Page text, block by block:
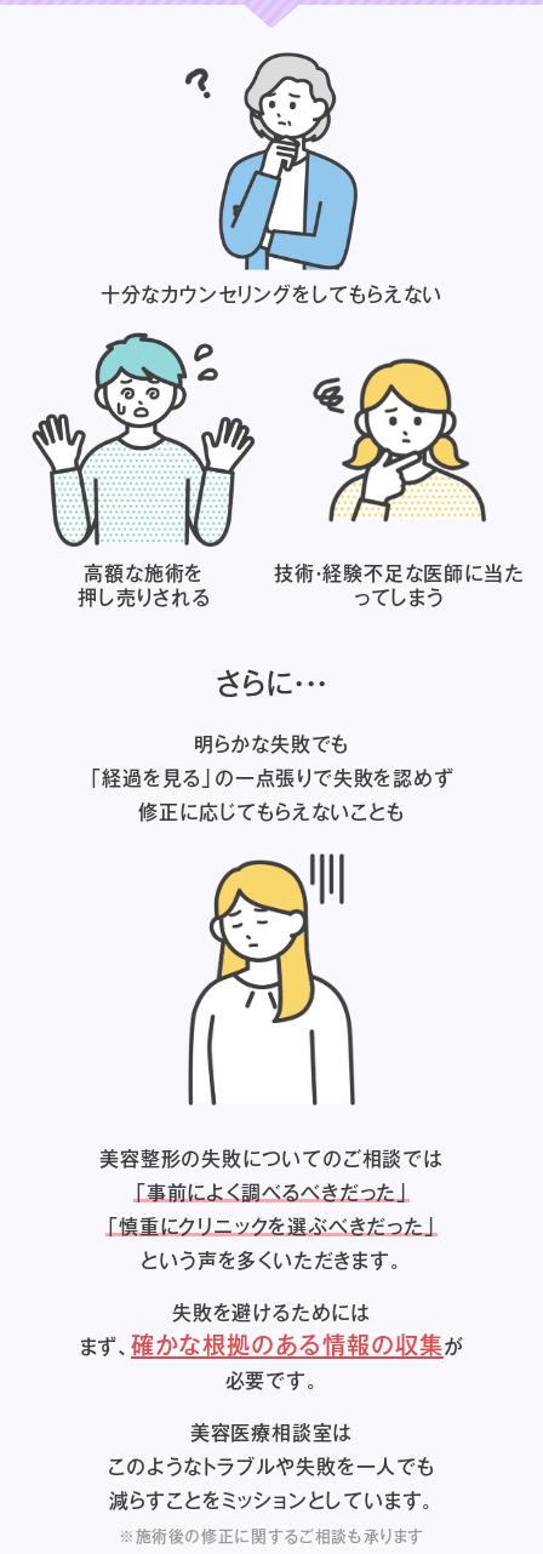
十分なカウンセリングをしてもらえない
高額な施術を
押し売りされる
技術・経験不足な医師に当た
ってしまう
さらに・・・
明らかな失敗でも
「経過を見る」の一点張りで失敗を認めず
修正に応じてもらえないことも
美容整形の失敗についてのご相談では
「事前によく調べるべきだった」
「慎重にクリニックを選ぶべきだった」
という声を多くいただきます。
失敗を避けるためには
まず、確かな根拠のある情報の収集が
必要です。
美容医療相談室は
このようなトラブルや失敗を一人でも
減らすことをミッションとしています。
※施術後の修正に関するご相談も承ります